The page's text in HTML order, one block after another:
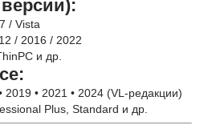
/ Vista
/ 2016 / 2022
и др.
2019 • 2021 • 2024 (VL-редакции)
Plus, Standard и др.